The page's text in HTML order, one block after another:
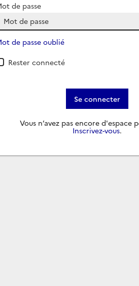
de passe
de passe oublié
Rester connecté
Se connecter
Vous n’avez pas encore d'espace
Inscrivez-vous.